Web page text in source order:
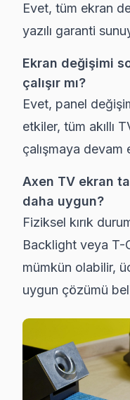
Evet, tüm ekran
yazılı garanti
Ekran değişimi
çalışır mı?
Evet, panel
etkiler, tüm akıllı
çalışmaya devam
Axen TV ekran
daha uygun?
Fiziksel kırık
Backlight veya T-
mümkün olabilir,
uygun çözümü